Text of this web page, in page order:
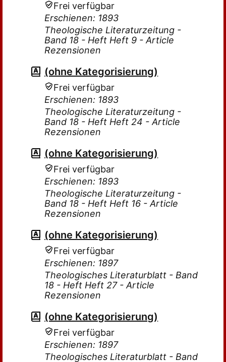
Frei verfügbar
Erschienen: 1893
Theologische Literaturzeitung -
Band 18 - Heft Heft 9 - Article
Rezensionen
(ohne Kategorisierung)
Frei verfügbar
Erschienen: 1893
Theologische Literaturzeitung -
Band 18 - Heft Heft 24 - Article
Rezensionen
(ohne Kategorisierung)
Frei verfügbar
Erschienen: 1893
Theologische Literaturzeitung -
Band 18 - Heft Heft 16 - Article
Rezensionen
(ohne Kategorisierung)
Frei verfügbar
Erschienen: 1897
Theologisches Literaturblatt - Band
18 - Heft Heft 27 - Article
Rezensionen
(ohne Kategorisierung)
Frei verfügbar
Erschienen: 1897
Theologisches Literaturblatt - Band